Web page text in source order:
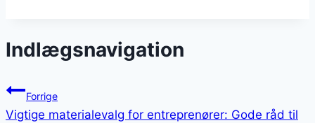
Indlægsnavigation
Forrige
Vigtige materialevalg for entreprenører: Gode råd til